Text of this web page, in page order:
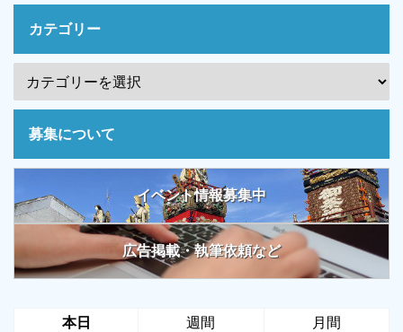
カテゴリー
募集について
イベント情報募集中
広告掲載・執筆依頼など
本日 週間 月間